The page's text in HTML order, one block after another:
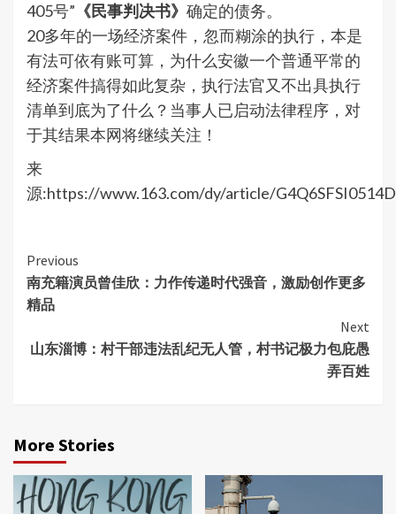
405号” 《民事判决书》 确定的债务。
20多年的一场经济案件，忽而糊涂的执行，本是
有法可依有账可算，为什么安徽一个普通平常的
经济案件搞得如此复杂，执行法官又不出具执行
清单到底为了什么？当事人已启动法律程序，对
于其结果本网将继续关注！
来
源:https://www.163.com/dy/article/
Continue
Reading
Previous
南充籍演员曾佳欣：力作传递时代强音，激励创作更多
精品
Next
山东淄博：村干部违法乱纪无人管，村书记极力包庇愚
弄百姓
More Stories